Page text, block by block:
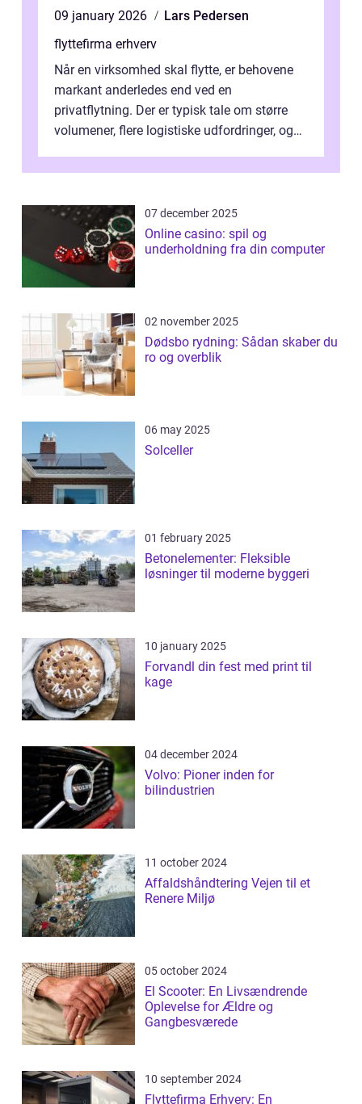
09 january 2026
Lars Pedersen
flyttefirma erhverv
Når en virksomhed skal flytte, er behovene
markant anderledes end ved en
privatflytning. Der er typisk tale om større
volumener, flere logistiske udfordringer, og
07 december 2025
Online casino: spil og
underholdning fra din computer
02 november 2025
Dødsbo rydning: Sådan skaber du
ro og overblik
06 may 2025
Solceller
01 february 2025
Betonelementer: Fleksible
løsninger til moderne byggeri
10 january 2025
Forvandl din fest med print til
kage
04 december 2024
Volvo: Pioner inden for
bilindustrien
11 october 2024
Affaldshåndtering Vejen til et
Renere Miljø
05 october 2024
El Scooter: En Livsændrende
Oplevelse for Ældre og
Gangbesværede
10 september 2024
Flyttefirma Erhverv: En